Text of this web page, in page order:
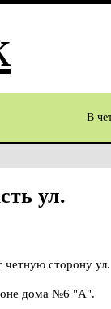
В
ул.
сторону ул.
дома №6 "А".